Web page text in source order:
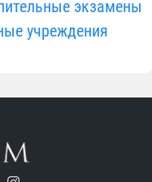
экзамены
учреждения